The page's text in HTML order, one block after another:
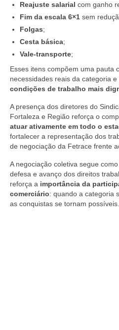
Reajuste salarial com ganho
Fim da escala 6×1 sem
Folgas;
Cesta básica;
Vale-transporte;
Esses itens compõem uma pauta
necessidades reais da categoria e
condições de trabalho mais
A presença dos diretores do
Fortaleza e Região reforça o
atuar ativamente em todo o
fortalecer a representação dos
de negociação da Fetrace frente
A negociação coletiva segue
defesa e avanço dos direitos
reforça a importância da
comerciário: quando a categoria
as conquistas se tornam possíveis.